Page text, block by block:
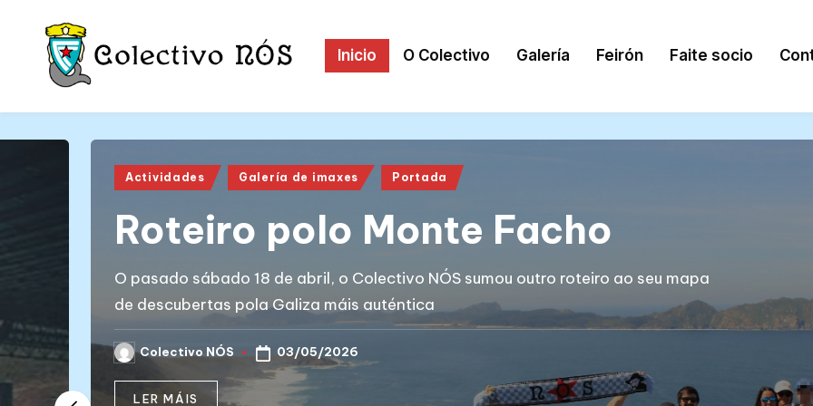
C
o
v
o
Colectivo
Inicio O Colectivo Galería Feirón Faite socio
Posted
Actividades Galería de imaxes Portada
Roteiro polo Monte Facho
O pasado sábado 18 de abril, o Colectivo NÓS sumou outro roteiro ao seu mapa
de descubertas pola Galiza máis auténtica
PostedColectivo NÓS 03/05/2026
LER MÁIS